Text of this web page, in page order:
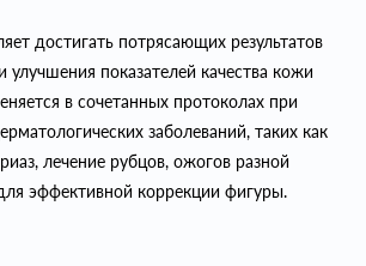
достигать потрясающих результатов
показателей качества кожи
в сочетанных протоколах при
заболеваний, таких как
лечение рубцов, ожогов разной
эффективной коррекции фигуры.